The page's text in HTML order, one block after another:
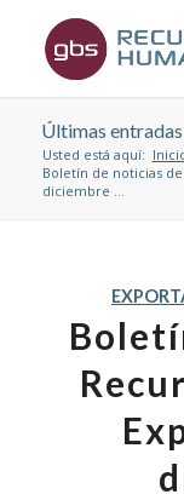
Últimas entradas
Usted está aquí:
Boletín de noticias
diciembre ...